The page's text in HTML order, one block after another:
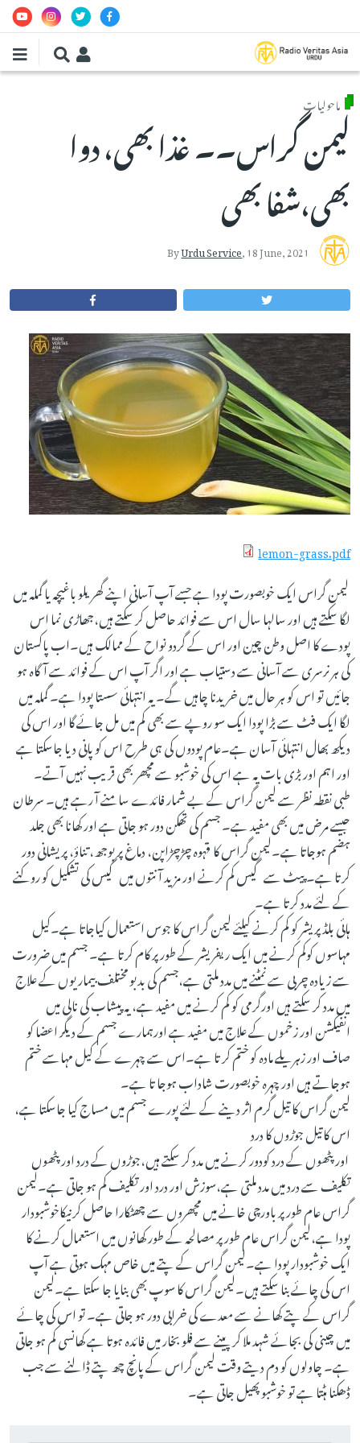
ماحولیات
لیمن گراس۔۔ غذا بھی، دوا
بھی،شفا بھی
ByUrdu Service,18 June, 2021
lemon-grass.pdf
لیمن گراس ایک خوبصورت پودا ہے جسے آپ آسانی اپنے گھریلو باغیچہ یا گملہ میں
لگا سکتے ہیں اور سالہا سال اس سے فوائد حاصل کر سکتے ہیں،جھاڑی نما اس
پودے کا اصل وطن چین اور اس کے گردو نواح کے ممالک ہیں۔اب پاکستان
کی ہر نرسری سے آسانی سے دستیاب ہے اور اگر آپ اس کے فوائد سے آگاہ ہو
جائیں تو اس کو ہر حال میں خریدنا چاہیں گے۔ یہ انتہائی سستا پودا ہے۔ گملہ میں
لگا ایک فٹ سے بڑا پودا ایک سو روپے سے بھی کم میں مل جائے گا اور اس کی
دیکھ بھال انتہائی آسان ہے۔عام پودوں کی ہی طرح اس کو پانی دیا جاسکتا ہے
اور اہم اور بڑی بات یہ ہے اس کی خوشبو سے مچھر بھی قریب نہیں آتے۔
طبی نقطہ نظر سے لیمن گراس کے بے شمار فائدے سامنے آ رہے ہیں۔ سرطان
جیسے مرض میں بھی مفید ہے۔ جسم کی تھکن دور ہو جاتی ہے اور کھانا بھی جلد
ہضم ہوجاتا ہے۔لیمن گراس کا قہوہ چڑچڑاپن، دماغ پر بوجھ، تناؤ، پریشانی دور
کرتا ہے۔ پیٹ سے گیس کم کرنے اور مزید آنتوں میں گیس کی تشکیل کو روکنے
کے لئے مدد کرتا ہے۔
ہائی بلڈ پریشر کو کم کرنے کیلئے لیمن گراس کا جوس استعمال کیاجاتا ہے۔کیل
مہاسوں کوکم کرنے میں ایک ریفریشر کے طور پر کام کرتا ہے۔ جسم میں ضرورت
سے زیادہ چربی سے نمٹنے میں مدد ملتی ہے،جسم کی بدبو مختلف بیماریوں کے علاج
میں مدد کر سکتے ہیں اورگرمی کو کم کرنے میں مفید ہے، یہ پیشاب کی نالی میں
انفیکشن اور زخموں کے علاج میں مفید ہے اورہمارے جسم کے دیگر اعضا کو
صاف اور زہریلے مادہ کو ختم کر تا ہے۔اس سے چہرے کے کیل مہاسے ختم
ہوجاتے ہیں اور چہرہ خوبصورت شاداب ہوجا تا ہے۔
لیمن گراس کا تیل گرم اثر دینے کے لئے پورے جسم میں مساج کیا جاسکتا ہے،
اس کاتیل جوڑوں کا درد
اور پٹھوں کے درد کودور کرنے میں مدد کر سکتے ہیں،جوڑوں کے درد اور پٹھوں
تکلیف سے درد میں مدد ملتی ہے،سوزش اور درد اور تکلیف کم ہو جاتی ہے۔لیمن
گراس عام طور پر باورچی خانے میں مچھروں سے چھٹکارا حاصل کرنیکاخوشبودار
پودا ہے،لیمن گراس عام طور پر مصالحہ کے طور کھانوں میں استعمال کرنے کا
ایک خوشبودار پودا ہے۔لیمن گراس کے پتے میں خاص مہک ہوتی ہے آپ
اس کی چائے بنا سکتے ہیں۔لیمن گراس کا سوپ بھی بنایا جا سکتا ہے۔لیمن
گراس کے پتے کھانے سے معدے کی خرابی دور ہو جاتی ہے۔ تو اس کی چائے
میں چینی کی بجائے شہد ملا کر پینے سے فلو بخار میں فائدہ ہوتا ہے کھانسی کم ہو جاتی
ہے۔ چاولوں کو دم دیتے وقت لیمن گراس کے پانچ چھ پتے ڈالنے سے جب
ڈھکنا ہٹتا ہے تو خوشبو پھیل جاتی ہے۔